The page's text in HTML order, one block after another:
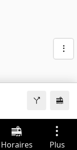
Horaires Plus